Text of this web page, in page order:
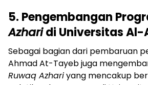
5. Pengembangan
Azharidi Universitas Al-
Sebagai bagian dari pembaruan
Ahmad At-Tayeb juga
Ruwaq Azhariyang mencakup